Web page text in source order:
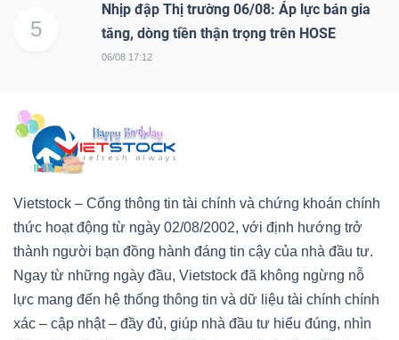
5
Nhịp đập Thị trường 06/08: Áp lực bán gia
tăng, dòng tiền thận trọng trên HOSE
06/08 17:12
Vietstock – Cổng thông tin tài chính và chứng khoán chính
thức hoạt động từ ngày 02/08/2002, với định hướng trở
thành người bạn đồng hành đáng tin cậy của nhà đầu tư.
Ngay từ những ngày đầu, Vietstock đã không ngừng nỗ
lực mang đến hệ thống thông tin và dữ liệu tài chính chính
xác – cập nhật – đầy đủ, giúp nhà đầu tư hiểu đúng, nhìn